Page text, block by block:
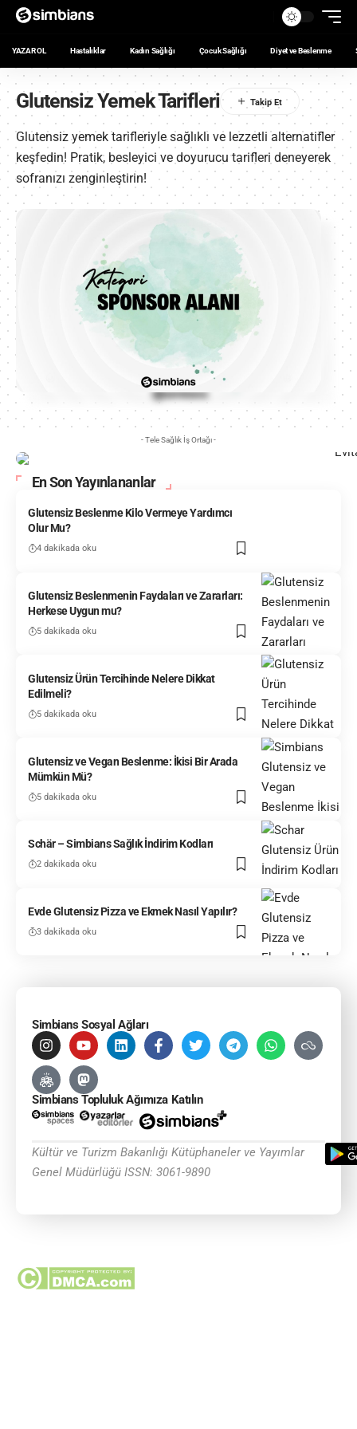
YAZAR OL Hastalıklar Kadın Sağlığı Çocuk Sağlığı Diyet ve Beslenme
Glutensiz Yemek Tarifleri
Glutensiz yemek tarifleriyle sağlıklı ve lezzetli alternatifler
keşfedin! Pratik, besleyici ve doyurucu tarifleri deneyerek
sofranızı zenginleştirin!
- Tele Sağlık İş Ortağı -
En Son Yayınlananlar
Glutensiz Beslenme Kilo Vermeye Yardımcı
Olur Mu?
4 dakikada oku
Glutensiz Beslenmenin Faydaları ve Zararları:
Herkese Uygun mu?
5 dakikada oku
Glutensiz Ürün Tercihinde Nelere Dikkat
Edilmeli?
5 dakikada oku
Glutensiz ve Vegan Beslenme: İkisi Bir Arada
Mümkün Mü?
5 dakikada oku
Schär – Simbians Sağlık İndirim Kodları
2 dakikada oku
Evde Glutensiz Pizza ve Ekmek Nasıl Yapılır?
3 dakikada oku
Simbians Sosyal Ağları
Simbians Topluluk Ağımıza Katılın
Kültür ve Turizm Bakanlığı Kütüphaneler ve Yayımlar
Genel Müdürlüğü ISSN: 3061-9890